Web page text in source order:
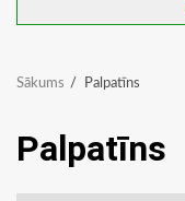
Sākums Palpatīns
Palpatīns